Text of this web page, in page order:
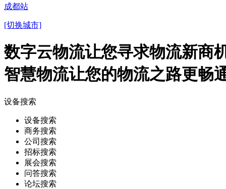
成都站
[切换城市]
数字云物流让您寻求物流新商
智慧物流让您的物流之路更畅
设备搜索
设备搜索
商务搜索
公司搜索
招标搜索
展会搜索
问答搜索
论坛搜索